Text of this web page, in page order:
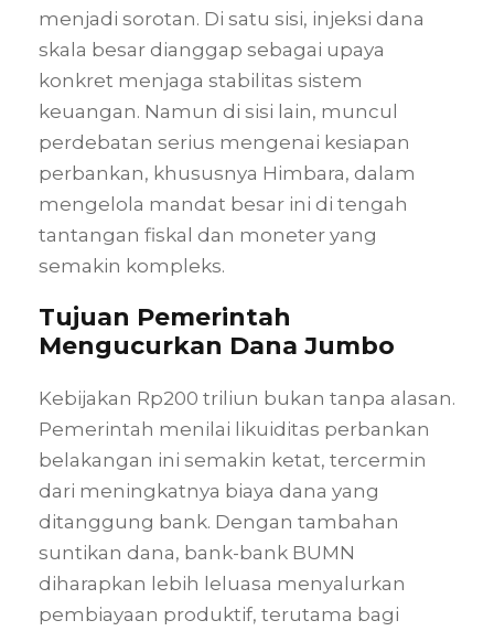
menjadi sorotan. Di satu sisi, injeksi dana
skala besar dianggap sebagai upaya
konkret menjaga stabilitas sistem
keuangan. Namun di sisi lain, muncul
perdebatan serius mengenai kesiapan
perbankan, khususnya Himbara, dalam
mengelola mandat besar ini di tengah
tantangan fiskal dan moneter yang
semakin kompleks.
Tujuan Pemerintah
Mengucurkan Dana Jumbo
Kebijakan Rp200 triliun bukan tanpa alasan.
Pemerintah menilai likuiditas perbankan
belakangan ini semakin ketat, tercermin
dari meningkatnya biaya dana yang
ditanggung bank. Dengan tambahan
suntikan dana, bank-bank BUMN
diharapkan lebih leluasa menyalurkan
pembiayaan produktif, terutama bagi